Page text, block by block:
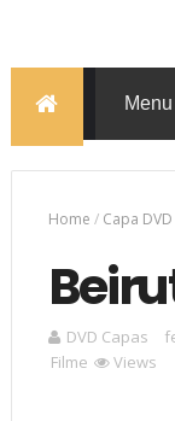
Home / Capa DVD
DVD Capas
Filme
Views